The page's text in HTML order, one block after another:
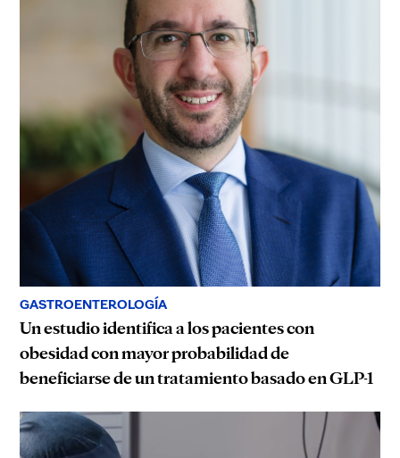
GASTROENTEROLOGÍA
Un estudio identifica a los pacientes con
obesidad con mayor probabilidad de
beneficiarse de un tratamiento basado en GLP-1